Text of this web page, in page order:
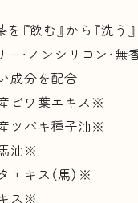
『飲む』から『洗う
・ノンシリコン・
成分を配合
ビワ葉エキス※
ツバキ種子油※
油※
エキス（馬）※